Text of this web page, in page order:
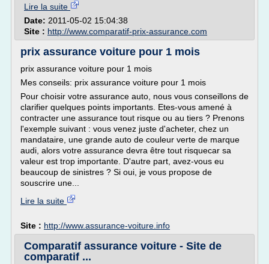
Lire la suite
Date: 2011-05-02 15:04:38
Site : http://www.comparatif-prix-assurance.com
prix assurance voiture pour 1 mois
prix assurance voiture pour 1 mois
Mes conseils: prix assurance voiture pour 1 mois
Pour choisir votre assurance auto, nous vous conseillons de
clarifier quelques points importants. Etes-vous amené à
contracter une assurance tout risque ou au tiers ? Prenons
l'exemple suivant : vous venez juste d'acheter, chez un
mandataire, une grande auto de couleur verte de marque
audi, alors votre assurance devra être tout risquecar sa
valeur est trop importante. D'autre part, avez-vous eu
beaucoup de sinistres ? Si oui, je vous propose de
souscrire une...
Lire la suite
Site : http://www.assurance-voiture.info
Comparatif assurance voiture - Site de
comparatif ...